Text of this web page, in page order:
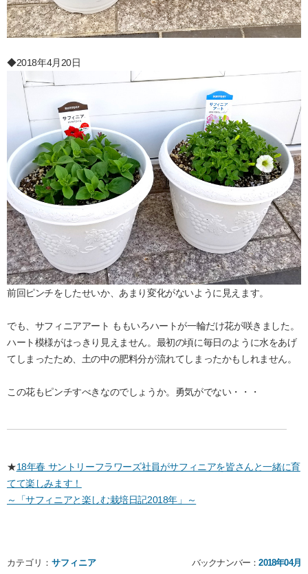
◆2018年4月20日
前回ピンチをしたせいか、あまり変化がないように見えます。
でも、サフィニアアート ももいろハートが一輪だけ花が咲きました。
ハート模様がはっきり見えません。最初の頃に毎日のように水をあげ
てしまったため、土の中の肥料分が流れてしまったかもしれません。
この花もピンチすべきなのでしょうか。勇気がでない・・・
★18年春 サントリーフラワーズ社員がサフィニアを皆さんと一緒に育
てて楽しみます！
～「サフィニアと楽しむ栽培日記2018年」～
カテゴリ： サフィニア バックナンバー：2018年04月